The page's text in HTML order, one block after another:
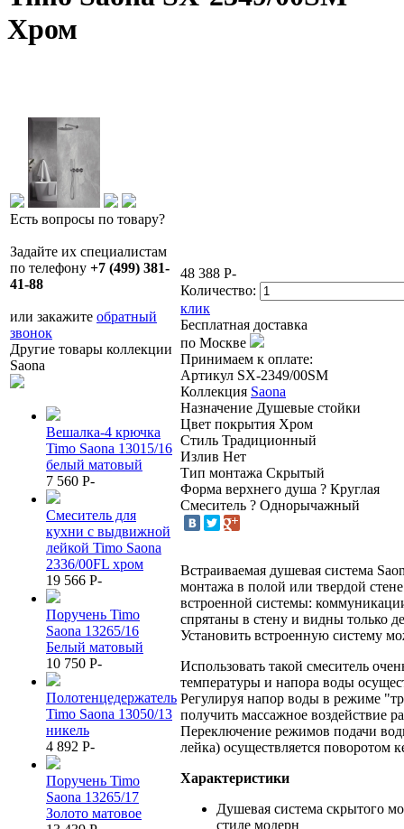
Хром
Есть вопросы по товару?
Задайте их специалистам
по телефону +7 (499) 381-
41-88
или закажите обратный
звонок
Другие товары коллекции
Saona
Вешалка-4 крючка
Timo Saona 13015/16
белый матовый
7 560 P-
Смеситель для
кухни с выдвижной
лейкой Timo Saona
2336/00FL хром
19 566 P-
Поручень Timo
Saona 13265/16
Белый матовый
10 750 P-
Полотенцедержатель
Timo Saona 13050/13
никель
4 892 P-
Поручень Timo
Saona 13265/17
Золото матовое
48 388 P-
Количество:
клик
Бесплатная доставка
по Москве
Принимаем к оплате:
Артикул SX-2349/00SM
Коллекция Saona
Назначение Душевые стойки
Цвет покрытия Хром
Стиль Традиционный
Излив Нет
Тип монтажа Скрытый
Форма верхнего душа ? Круглая
Смеситель ? Однорычажный
Встраиваемая душевая система
монтажа в полой или твердой
встроенной системы:
спрятаны в стену и видны только
Установить встроенную систему
Использовать такой смеситель
температуры и напора воды
Регулируя напор воды в режиме
получить массажное воздействие
Переключение режимов подачи
лейка) осуществляется поворотом
Характеристики
Душевая система скрытого
стиле модерн